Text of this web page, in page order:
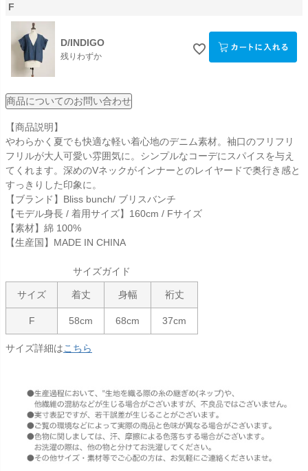
F
D/INDIGO
残りわずか
商品についてのお問い合わせ
【商品説明】
やわらかく夏でも快適な軽い着心地のデニム素材。袖口のフリフリ
フリルが大人可愛い雰囲気に。シンプルなコーデにスパイスを与え
てくれます。深めのVネックがインナーとのレイヤードで奥行き感と
すっきりした印象に。
【ブランド】Bliss bunch/ ブリスバンチ
【モデル身長 / 着用サイズ】160cm / Fサイズ
【素材】綿 100%
【生産国】MADE IN CHINA
サイズガイド
サイズ 着丈 身幅 裄丈
F 58cm 68cm 37cm
サイズ詳細はこちら